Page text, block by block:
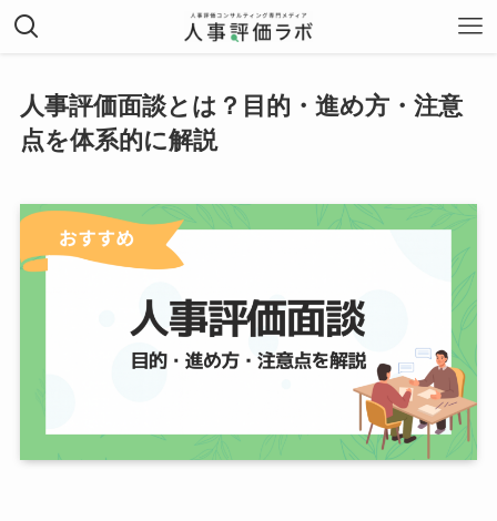
人事評価面談とは？目的・進め方・注意
点を体系的に解説